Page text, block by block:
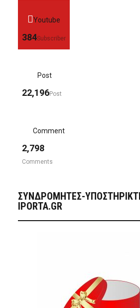
Youtube
384Subscriber
Post
22,196Post
Comment
2,798
Comments
ΣΥΝΔΡΟΜΗΤΈΣ-
IPORTA.GR